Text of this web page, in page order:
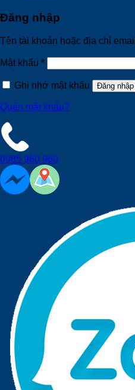
Đăng nhập
Tên tài khoản hoặc địa chỉ email
Mật khẩu *
Ghi nhớ mật khẩu Đăng nhập
Quên mật khẩu?
0985 960 960